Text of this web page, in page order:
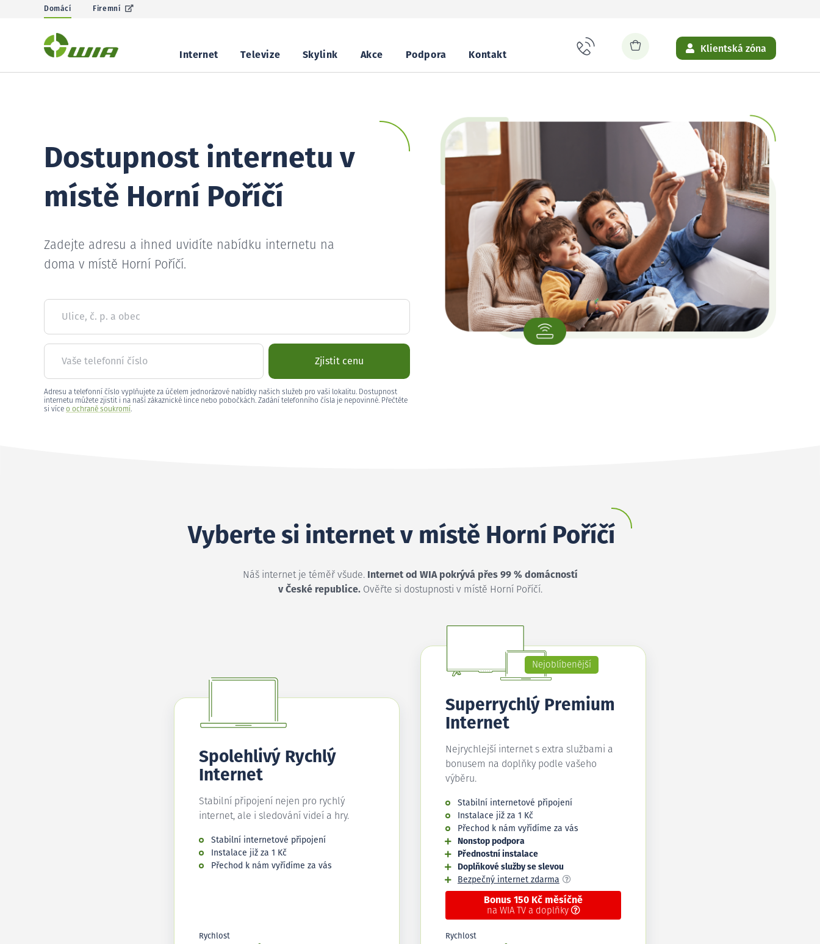
Domácí Firemní
Internet Televize Skylink Akce Podpora Kontakt
Klientská zóna
Dostupnost internetu v
místě Horní Poříčí
Zadejte adresu a ihned uvidíte nabídku internetu na
doma v místě Horní Poříčí.
Ulice, č. p. a obec
Vaše telefonní číslo Zjistit cenu
Adresu a telefonní číslo vyplňujete za účelem jednorázové nabídky našich služeb pro vaši lokalitu. Dostupnost
internetu můžete zjistit i na naší zákaznické lince nebo pobočkách. Zadání telefonního čísla je nepovinné. Přečtěte
si více o ochraně soukromí.
Vyberte si internet v místě Horní Poříčí
Náš internet je téměř všude.
Internet od WIA pokrývá přes 99 % domácností
v České republice.Ověřte si dostupnosti v místě Horní Poříčí.
Spolehlivý Rychlý
Internet
Stabilní připojení nejen pro rychlý
internet, ale i sledování videí a hry.
Stabilní internetové připojení
Instalace již za 1 Kč
Přechod k nám vyřídíme za vás
Rychlost
Nejoblíbenější
Superrychlý Premium
Internet
Nejrychlejší internet s extra službami a
bonusem na doplňky podle vašeho
výběru.
Stabilní internetové připojení
Instalace již za 1 Kč
Přechod k nám vyřídíme za vás
Nonstop podpora
Přednostní instalace
Doplňkové služby se slevou
Bezpečný internet zdarma
Bonus 150 Kč měsíčně
na WIA TV a doplňky
Rychlost